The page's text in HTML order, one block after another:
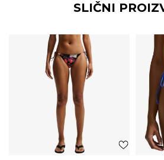
SLIČNI